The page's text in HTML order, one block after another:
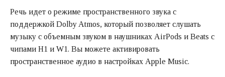
Речь идет о режиме пространственного звука с
поддержкой Dolby Atmos, который позволяет слушать
музыку с объемным звуком в наушниках AirPods и Beats с
чипами H1 и W1. Вы можете активировать
пространственное аудио в настройках Apple Music.